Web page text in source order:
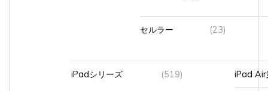
セルラー (23)
iPadシリーズ (519) iPad Air